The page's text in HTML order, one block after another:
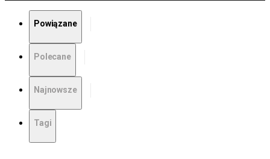
Powiązane
Polecane
Najnowsze
Tagi